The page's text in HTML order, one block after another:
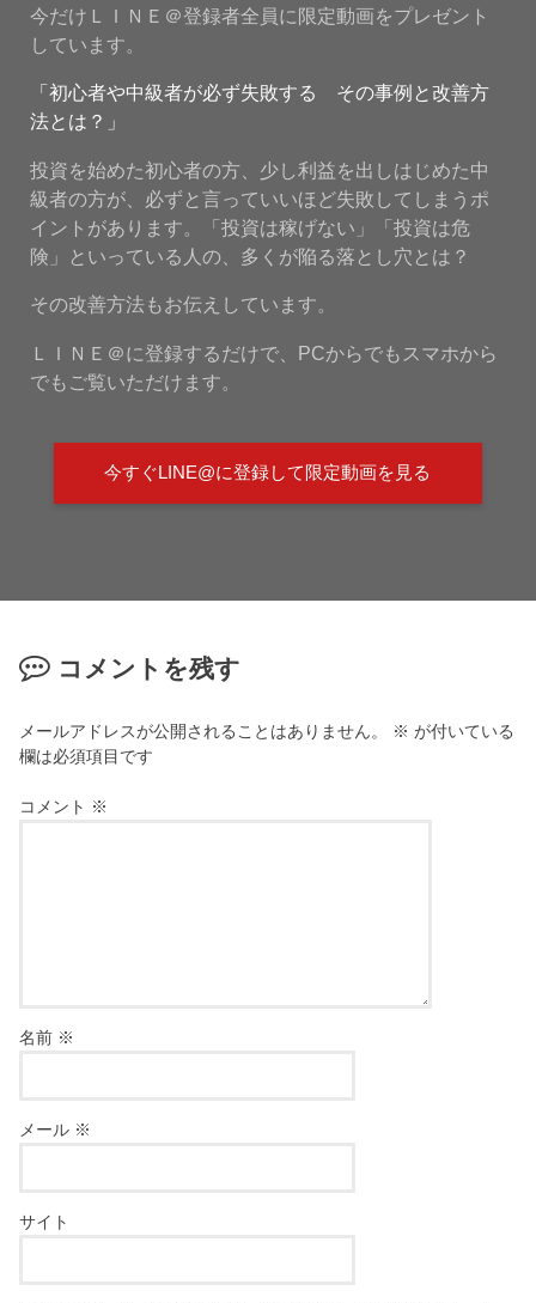
今だけＬＩＮＥ＠登録者全員に限定動画をプレゼント
しています。
「初心者や中級者が必ず失敗する その事例と改善方
法とは？」
投資を始めた初心者の方、少し利益を出しはじめた中
級者の方が、必ずと言っていいほど失敗してしまうポ
イントがあります。「投資は稼げない」「投資は危
険」といっている人の、多くが陥る落とし穴とは？
その改善方法もお伝えしています。
ＬＩＮＥ＠に登録するだけで、PCからでもスマホから
でもご覧いただけます。
今すぐLINE@に登録して限定動画を見る
コメントを残す
メールアドレスが公開されることはありません。 ※ が付いている
欄は必須項目です
コメント ※
名前 ※
メール ※
サイト